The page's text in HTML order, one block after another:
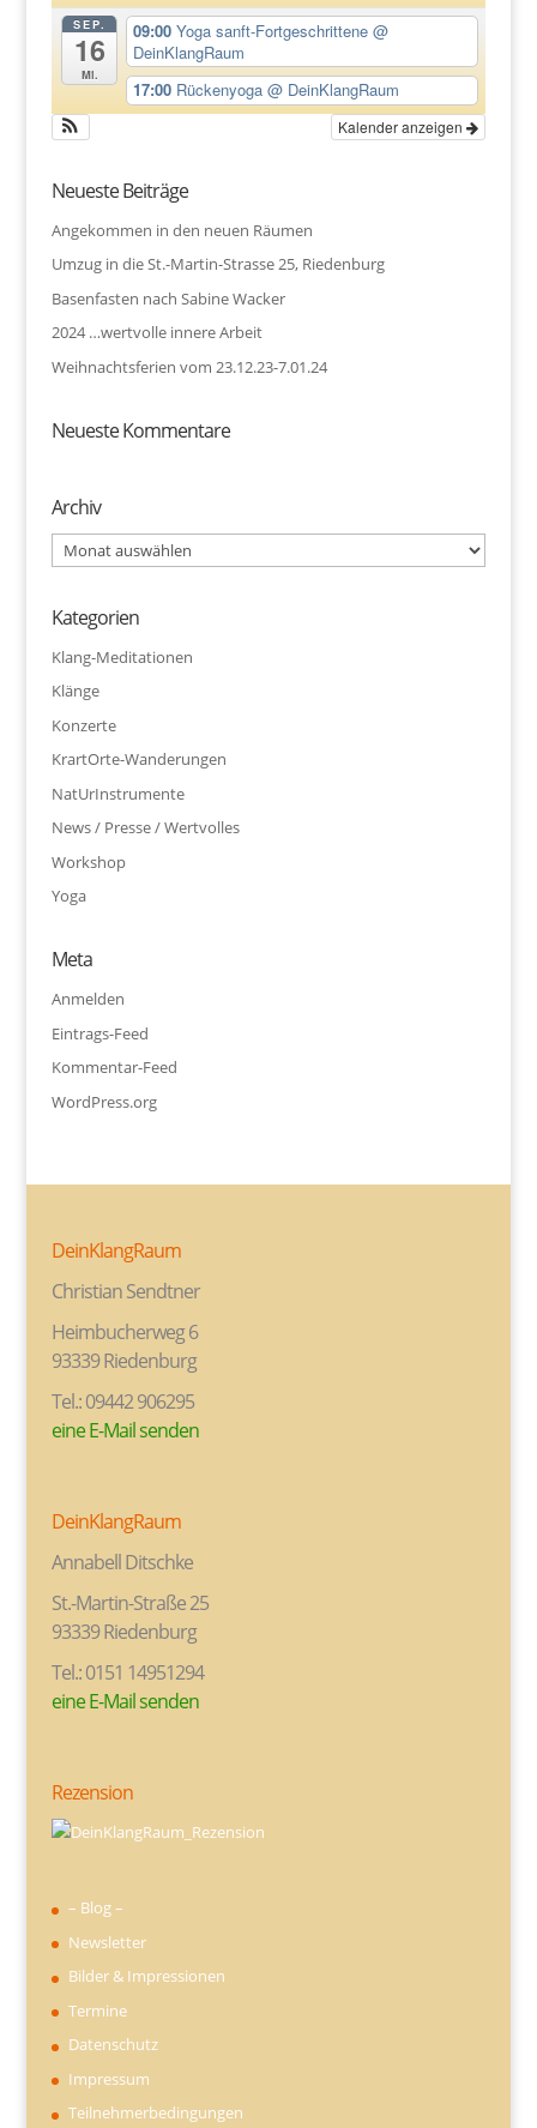
SEP.
16
Mi.
09:00Yoga sanft-Fortgeschrittene@
DeinKlangRaum
17:00 Rückenyoga@ DeinKlangRaum
Kalender anzeigen
Neueste Beiträge
Angekommen in den neuen Räumen
Umzug in die St.-Martin-Strasse 25, Riedenburg
Basenfasten nach Sabine Wacker
2024 …wertvolle innere Arbeit
Weihnachtsferien vom 23.12.23-7.01.24
Neueste Kommentare
Archiv
Archiv
Kategorien
Klang-Meditationen
Klänge
Konzerte
KrartOrte-Wanderungen
NatUrInstrumente
News / Presse / Wertvolles
Workshop
Yoga
Meta
Anmelden
Eintrags-Feed
Kommentar-Feed
WordPress.org
DeinKlangRaum
Christian Sendtner
Heimbucherweg 6
93339 Riedenburg
Tel.: 09442 906295
eine E-Mail senden
DeinKlangRaum
Annabell Ditschke
St.-Martin-Straße 25
93339 Riedenburg
Tel.: 0151 14951294
eine E-Mail senden
Rezension
– Blog –
Newsletter
Bilder & Impressionen
Termine
Datenschutz
Impressum
Teilnehmerbedingungen